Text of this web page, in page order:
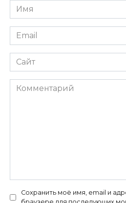
Имя
*
Email
*
Сайт
Комментарий
Сохранить моё имя, email и